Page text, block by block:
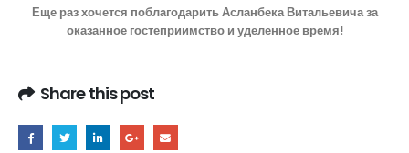
Еще раз хочется поблагодарить Асланбека Витальевича за
оказанное гостеприимство и уделенное время!
Share this post